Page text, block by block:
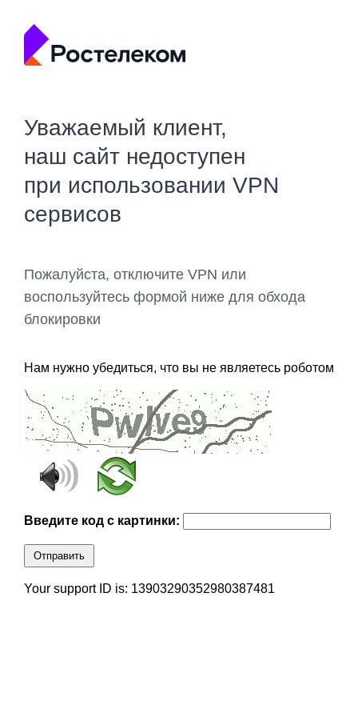
Уважаемый клиент,
наш сайт недоступен
при использовании VPN
сервисов
Пожалуйста, отключите VPN или
воспользуйтесь формой ниже для обхода
блокировки
Нам нужно убедиться, что вы не являетесь роботом
Введите код с картинки:
Отправить
Your support ID is: 13903290352980387481